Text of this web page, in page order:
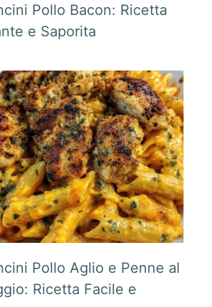
Pollo Bacon: Ricetta
e Saporita
Pollo Aglio e Penne al
Ricetta Facile e